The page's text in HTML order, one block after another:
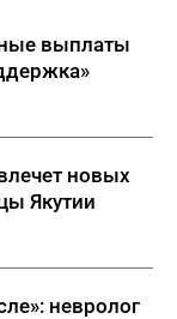
выплаты
новых
Якутии
невролог